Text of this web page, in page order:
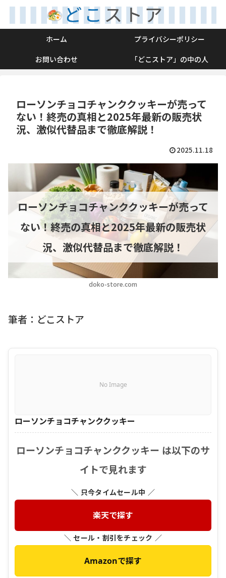
ホーム
プライバシーポリシー
お問い合わせ
「どこストア」の中の人
ローソンチョコチャンククッキーが売って
ない！終売の真相と2025年最新の販売状
況、激似代替品まで徹底解説！
2025.11.18
doko-store.com
ローソンチョコチャンククッキーが売って
ない！終売の真相と2025年最新の販売状
況、激似代替品まで徹底解説！
筆者：どこストア
No Image
ローソンチョコチャンククッキー
ローソンチョコチャンククッキー は以下のサ
イトで見れます
＼ 只今タイムセール中 ／
楽天で探す
＼ セール・割引をチェック ／
Amazonで探す